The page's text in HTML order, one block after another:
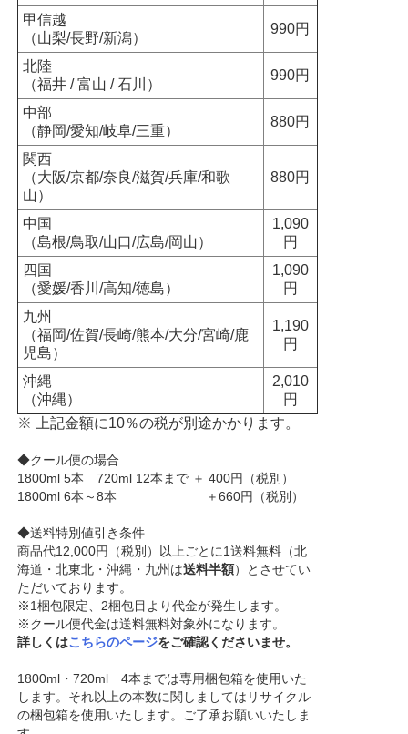
甲信越
（山梨/長野/新潟）
990円
北陸
（福井 / 富山 / 石川）
990円
中部
（静岡/愛知/岐阜/三重）
880円
関西
（大阪/京都/奈良/滋賀/兵庫/和歌
山）
880円
中国
（島根/鳥取/山口/広島/岡山）
1,090
円
四国
（愛媛/香川/高知/徳島）
1,090
円
九州
（福岡/佐賀/長崎/熊本/大分/宮崎/鹿
児島）
1,190
円
沖縄
（沖縄）
2,010
円
※ 上記金額に10％の税が別途かかります。
◆クール便の場合
1800ml 5本 720ml 12本まで ＋ 400円（税別）
1800ml 6本～8本 ＋660円（税別）
◆送料特別値引き条件
商品代12,000円（税別）以上ごとに1送料無料（北
海道・北東北・沖縄・九州は送料半額）とさせてい
ただいております。
※1梱包限定、2梱包目より代金が発生します。
※クール便代金は送料無料対象外になります。
詳しくはこちらのページをご確認くださいませ。
1800ml・720ml 4本までは専用梱包箱を使用いた
します。それ以上の本数に関しましてはリサイクル
の梱包箱を使用いたします。ご了承お願いいたしま